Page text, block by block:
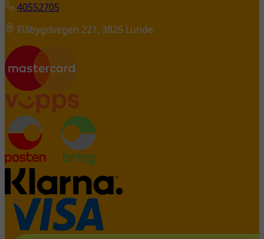
40552705
Flåbygdvegen 221, 3825 Lunde